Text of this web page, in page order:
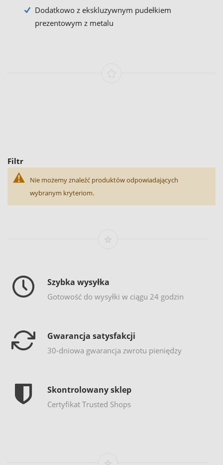
Dodatkowo z ekskluzywnym pudełkiem
prezentowym z metalu
Filtr
Nie możemy znaleźć produktów odpowiadających
wybranym kryteriom.
Szybka wysyłka
Gotowość do wysyłki w ciągu 24 godzin
Gwarancja satysfakcji
30-dniowa gwarancja zwrotu pieniędzy
Skontrolowany sklep
Certyfikat Trusted Shops